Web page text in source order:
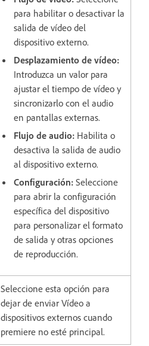
para habilitar o desactivar la
salida de vídeo del
dispositivo externo.
Desplazamiento de vídeo:
Introduzca un valor para
ajustar el tiempo de vídeo y
sincronizarlo con el audio
en pantallas externas.
Flujo de audio: Habilita o
desactiva la salida de audio
al dispositivo externo.
Configuración: Seleccione
para abrir la configuración
específica del dispositivo
para personalizar el formato
de salida y otras opciones
de reproducción.
Seleccione esta opción para
dejar de enviar Vídeo a
dispositivos externos cuando
premiere no esté principal.